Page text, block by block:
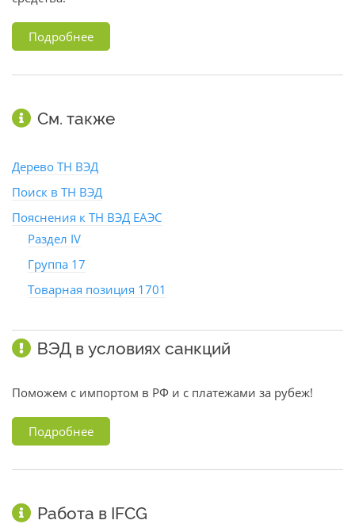
Подробнее
См. также
Дерево ТН ВЭД
Поиск в ТН ВЭД
Пояснения к ТН ВЭД ЕАЭС
Раздел IV
Группа 17
Товарная позиция 1701
ВЭД в условиях санкций
Поможем с импортом в РФ и с платежами за рубеж!
Подробнее
Работа в IFCG